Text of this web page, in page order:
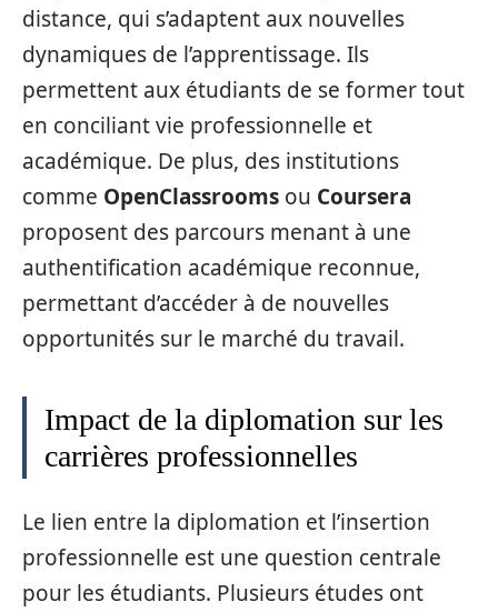
distance, qui s’adaptent aux nouvelles
dynamiques de l’apprentissage. Ils
permettent aux étudiants de se former tout
en conciliant vie professionnelle et
académique. De plus, des institutions
comme OpenClassrooms ou Coursera
proposent des parcours menant à une
authentification académique reconnue,
permettant d’accéder à de nouvelles
opportunités sur le marché du travail.
Impact de la diplomation sur les
carrières professionnelles
Le lien entre la diplomation et l’insertion
professionnelle est une question centrale
pour les étudiants. Plusieurs études ont